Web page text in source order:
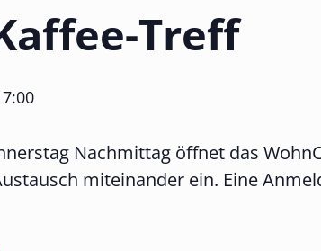
Treff
Nachmittag öffnet das
miteinander ein. Eine